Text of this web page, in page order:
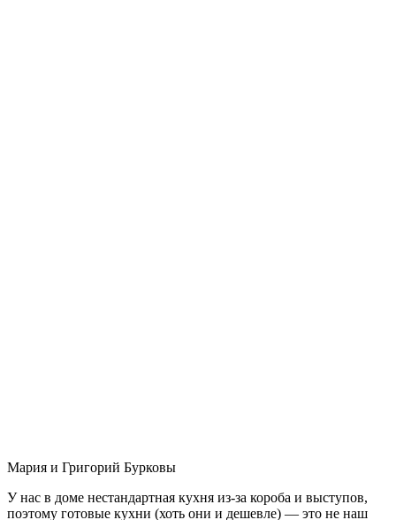
Мария и Григорий Бурковы
У нас в доме нестандартная кухня из-за короба и выступов,
поэтому готовые кухни (хоть они и дешевле) — это не наш